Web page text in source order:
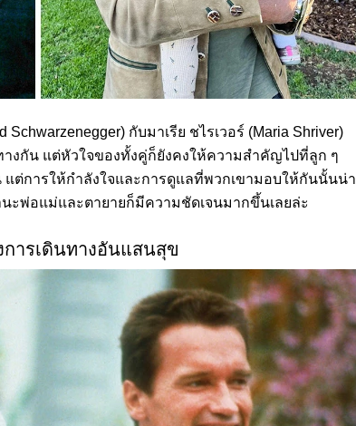
กับมาเรีย ชไรเวอร์ (Maria Shriver)
งกัน แต่หัวใจของทั้งคู่ก็ยังคงให้ความสำคัญไปที่ลูก ๆ
ต่การให้กำลังใจและการดูแลที่พวกเขามอบให้กันนั้นน่า
ะพ่อแม่และตายายก็มีความชัดเจนมากขึ้นเลยล่ะ
ารเดินทางอันแสนสุข